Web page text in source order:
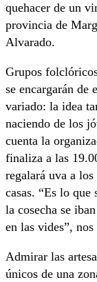
quehacer de un
provincia de
Alvarado.
Grupos
se encargarán de
variado: la idea
naciendo de los
cuenta la
finaliza a las
regalará uva a los
casas. “Es lo
la cosecha se
en las vides”,
Admirar las
únicos de una